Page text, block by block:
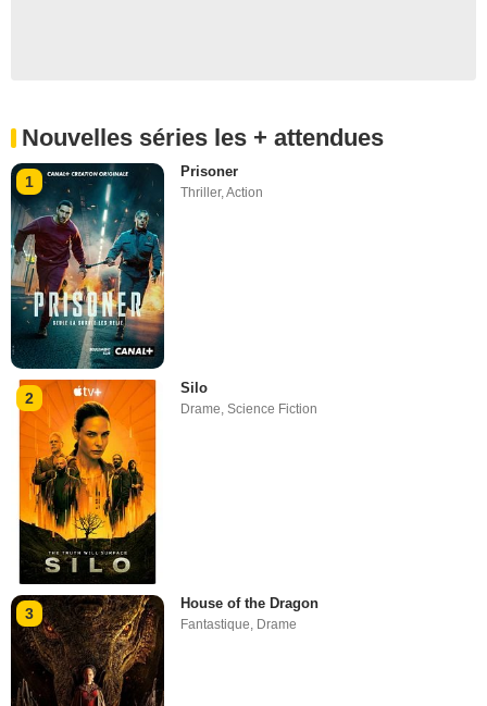
Nouvelles séries les + attendues
1
Prisoner
Thriller,Action
2
Silo
Drame ,Science Fiction
3
House of the Dragon
Fantastique, Drame